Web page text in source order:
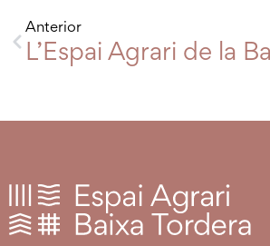
Anterior
L’Espai Agrari de la